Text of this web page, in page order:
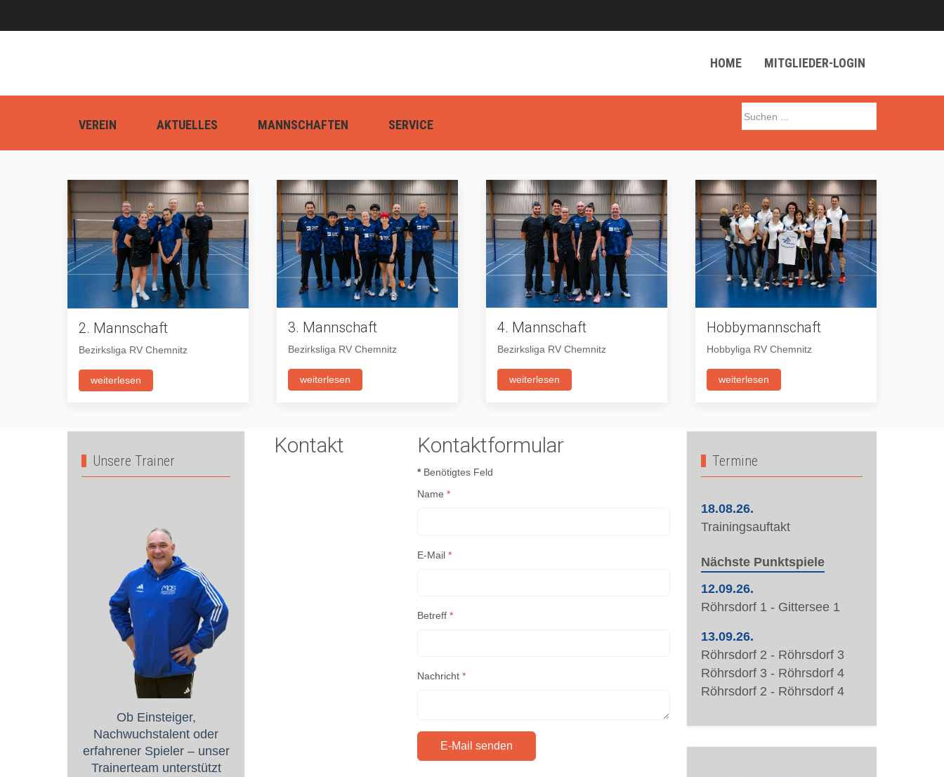
HOME MITGLIEDER-LOGIN
VEREIN AKTUELLES MANNSCHAFTEN SERVICE
2. Mannschaft
Bezirksliga RV Chemnitz
weiterlesen
3. Mannschaft
Bezirksliga RV Chemnitz
weiterlesen
4. Mannschaft
Bezirksliga RV Chemnitz
weiterlesen
Hobbymannschaft
Hobbyliga RV Chemnitz
weiterlesen
Unsere Trainer
Ob Einsteiger,
Nachwuchstalent oder
erfahrener Spieler – unser
Trainerteam unterstützt
Kontakt Kontaktformular
*Benötigtes Feld
Name *
E-Mail *
Betreff *
Nachricht *
E-Mail senden
Termine
18.08.26.
Trainingsauftakt
Nächste Punktspiele
12.09.26.
Röhrsdorf 1 - Gittersee 1
13.09.26.
Röhrsdorf 2 - Röhrsdorf 3
Röhrsdorf 3 - Röhrsdorf 4
Röhrsdorf 2 - Röhrsdorf 4